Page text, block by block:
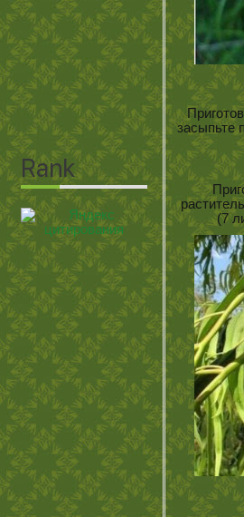
засыпьте
(7